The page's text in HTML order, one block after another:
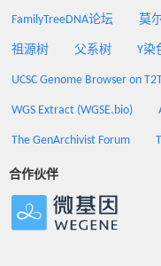
FamilyTreeDNA论坛 莫
祖源树 父系树 Y染
UCSC Genome Browser on
WGS Extract (WGSE.bio)
The GenArchivist Forum
合作伙伴